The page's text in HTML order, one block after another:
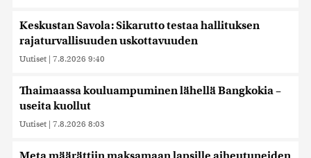
Keskustan Savola: Sikarutto testaa hallituksen
rajaturvallisuuden uskottavuuden
Uutiset | 7.8.2026 9:40
Thaimaassa kouluampuminen lähellä Bangkokia –
useita kuollut
Uutiset | 7.8.2026 8:03